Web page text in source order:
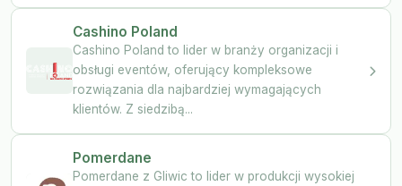
Cashino Poland
Cashino Poland to lider w branży organizacji i
obsługi eventów, oferujący kompleksowe
rozwiązania dla najbardziej wymagających
klientów. Z siedzibą...
Pomerdane
Pomerdane z Gliwic to lider w produkcji wysokiej